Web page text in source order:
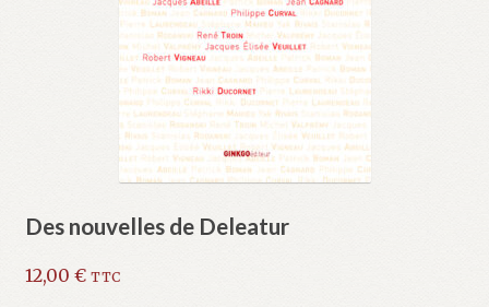
Des nouvelles de Deleatur
12,00 € TTC